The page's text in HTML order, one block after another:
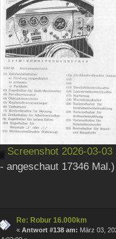
Screenshot 2026-03-03
- angeschaut 17346 Mal.)
Re: Robur 16.000km
« Antwort #138 am: März 03,